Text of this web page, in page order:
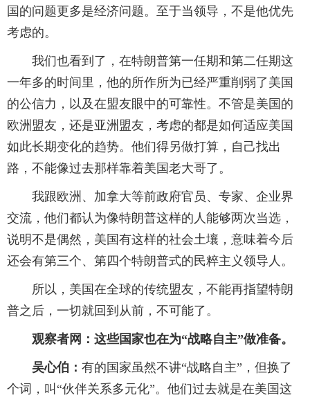
国的问题更多是经济问题。至于当领导，不是他优先
考虑的。
我们也看到了，在特朗普第一任期和第二任期这
一年多的时间里，他的所作所为已经严重削弱了美国
的公信力，以及在盟友眼中的可靠性。不管是美国的
欧洲盟友，还是亚洲盟友，考虑的都是如何适应美国
如此长期变化的趋势。他们得另做打算，自己找出
路，不能像过去那样靠着美国老大哥了。
我跟欧洲、加拿大等前政府官员、专家、企业界
交流，他们都认为像特朗普这样的人能够两次当选，
说明不是偶然，美国有这样的社会土壤，意味着今后
还会有第三个、第四个特朗普式的民粹主义领导人。
所以，美国在全球的传统盟友，不能再指望特朗
普之后，一切就回到从前，不可能了。
观察者网：这些国家也在为“战略自主”做准备。
吴心伯： 有的国家虽然不讲“战略自主”，但换了
个词，叫“伙伴关系多元化”。他们过去就是在美国这